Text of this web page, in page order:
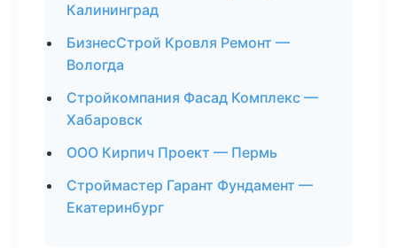
Калининград
БизнесСтрой Кровля Ремонт —
Вологда
Стройкомпания Фасад Комплекс —
Хабаровск
ООО Кирпич Проект — Пермь
Строймастер Гарант Фундамент —
Екатеринбург